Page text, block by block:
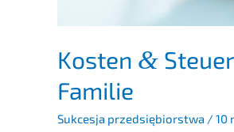
Kosten &
Familie
Sukces­ja przedsię­bi­orst­wa / 10